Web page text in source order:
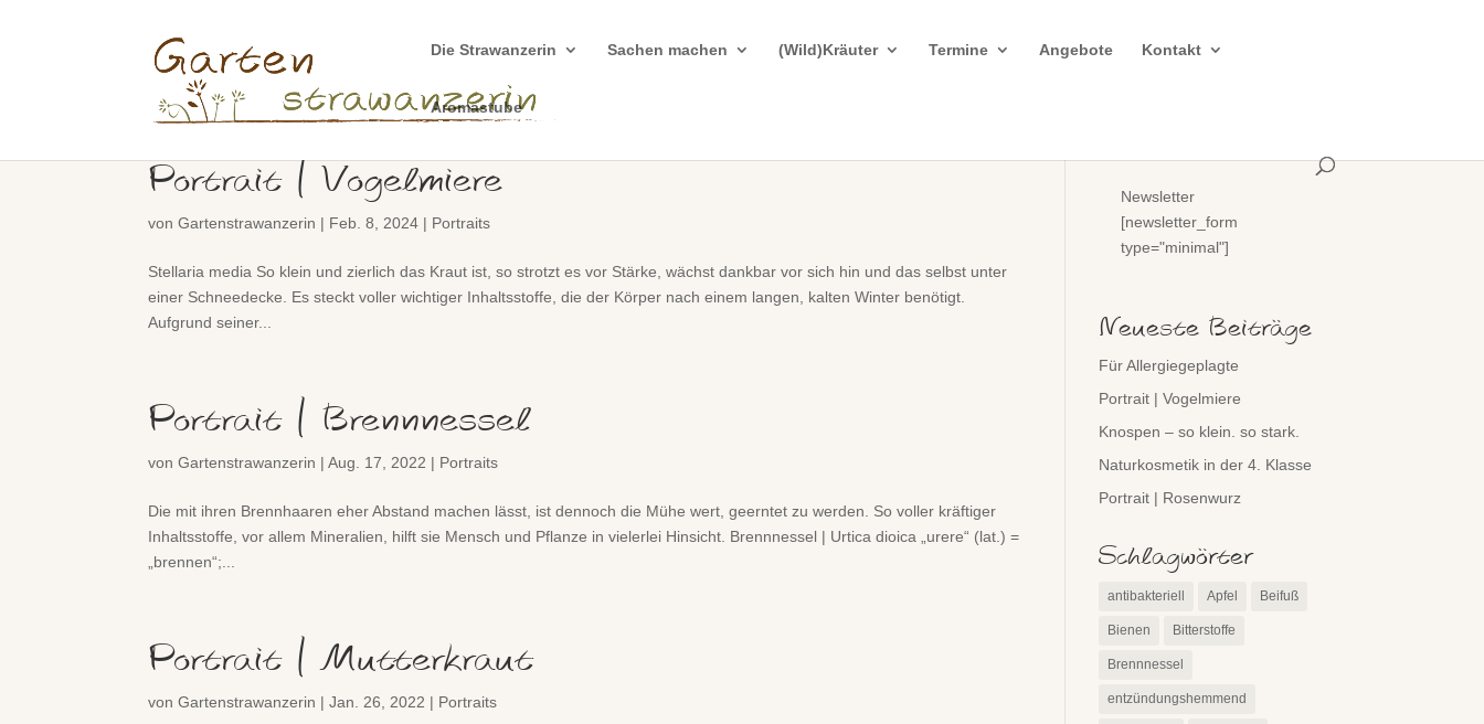
Die Strawanzerin Sachen machen (Wild)Kräuter Termine Angebote Kontakt
Aromastube
Portrait | Vogelmiere
vonGartenstrawanzerin | Feb. 8, 2024 | Portraits
Stellaria media So klein und zierlich das Kraut ist, so strotzt es vor Stärke, wächst dankbar vor sich hin und das selbst unter
einer Schneedecke. Es steckt voller wichtiger Inhaltsstoffe, die der Körper nach einem langen, kalten Winter benötigt.
Aufgrund seiner...
Portrait | Brennnessel
vonGartenstrawanzerin |Aug. 17, 2022 | Portraits
Die mit ihren Brennhaaren eher Abstand machen lässt, ist dennoch die Mühe wert, geerntet zu werden. So voller kräftiger
Inhaltsstoffe, vor allem Mineralien, hilft sie Mensch und Pflanze in vielerlei Hinsicht. Brennnessel | Urtica dioica „urere“ (lat.) =
„brennen“;...
Portrait | Mutterkraut
vonGartenstrawanzerin |Jan. 26, 2022 | Portraits
Newsletter
[newsletter_form
type="minimal"]
Neueste Beiträge
Für Allergiegeplagte
Portrait | Vogelmiere
Knospen – so klein. so stark.
Naturkosmetik in der 4. Klasse
Portrait | Rosenwurz
Schlagwörter
antibakteriell Apfel Beifuß
Bienen Bitterstoffe
Brennnessel
entzündungshemmend